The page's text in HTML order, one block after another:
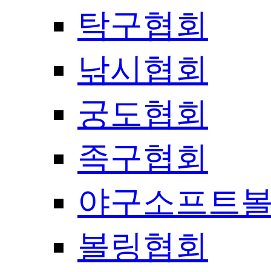
탁구협회
낚시협회
궁도협회
족구협회
야구소프트
볼링협회